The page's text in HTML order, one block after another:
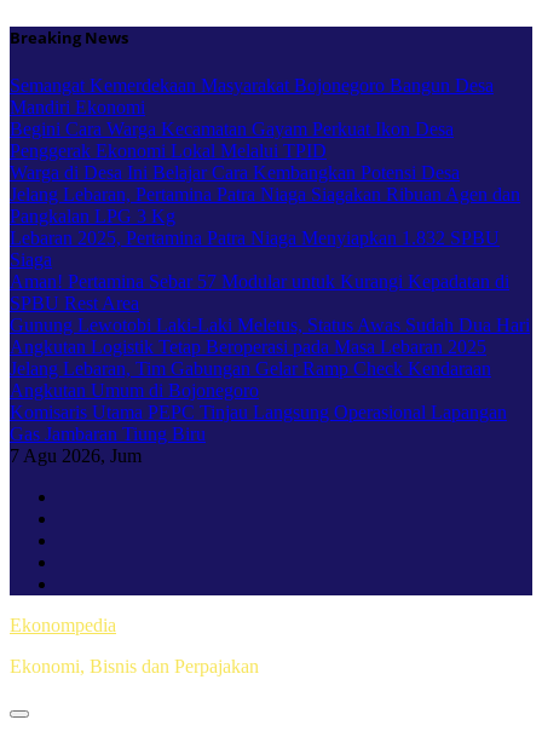
Skip
content
Breaking News
Semangat Kemerdekaan Masyarakat Bojonegoro Bangun Desa
Mandiri Ekonomi
Begini Cara Warga Kecamatan Gayam Perkuat Ikon Desa
Penggerak Ekonomi Lokal Melalui TPID
Warga di Desa Ini Belajar Cara Kembangkan Potensi Desa
Jelang Lebaran, Pertamina Patra Niaga Siagakan Ribuan Agen dan
Pangkalan LPG 3 Kg
Lebaran 2025, Pertamina Patra Niaga Menyiapkan 1.832 SPBU
Siaga
Aman! Pertamina Sebar 57 Modular untuk Kurangi Kepadatan di
SPBU Rest Area
Gunung Lewotobi Laki-Laki Meletus, Status Awas Sudah Dua Hari
Angkutan Logistik Tetap Beroperasi pada Masa Lebaran 2025
Jelang Lebaran, Tim Gabungan Gelar Ramp Check Kendaraan
Angkutan Umum di Bojonegoro
Komisaris Utama PEPC Tinjau Langsung Operasional Lapangan
Gas Jambaran Tiung Biru
7 Agu 2026, Jum
Ekonompedia
Ekonomi, Bisnis dan Perpajakan